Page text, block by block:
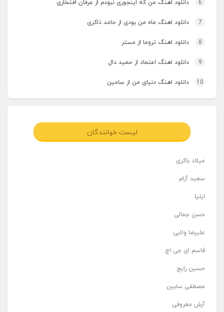
6 دانلود اهنگ من که اینجوری نبودم از عرفان افتخاری
7 دانلود اهنگ ماه من بودی از حامد ذاکری
8 دانلود اهنگ تروما از مستر
9 دانلود اهنگ اعتماد از حمید دال
10 دانلود اهنگ دنیای من از سامین
لیست خوانندگان
میلاد باکری
سعید آرام
ایلیا
حسن جمالی
علیرضا ولایی
قاسم ای جی اچ
حسین رایج
مصطفی سابین
آرش معروفی